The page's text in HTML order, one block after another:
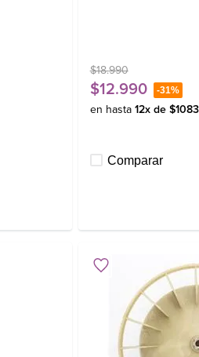
$18.990
$12.990 -31%
en hasta 12x de $1083
Comparar